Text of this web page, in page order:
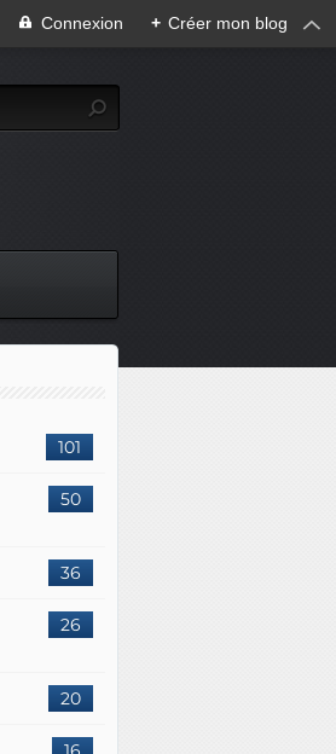
Connexion + Créer mon blog
101
50
36
26
20